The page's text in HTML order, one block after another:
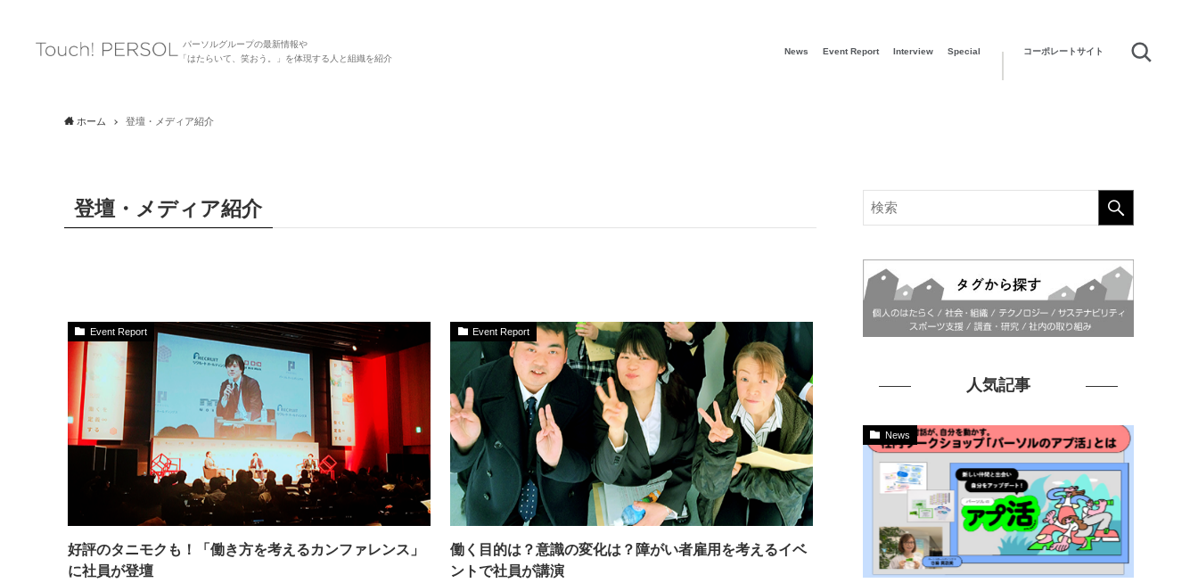
パーソルグループの最新情報や
「はたらいて、笑おう。」を体現する人と組織を紹介
News Event Report Interview Special コーポレートサイト
ホーム 登壇・メディア紹介
登壇・メディア紹介
Event Report
好評のタニモクも！「働き方を考えるカンファレンス」
に社員が登壇
Event Report
働く目的は？意識の変化は？障がい者雇用を考えるイベ
ントで社員が講演
人気記事
News